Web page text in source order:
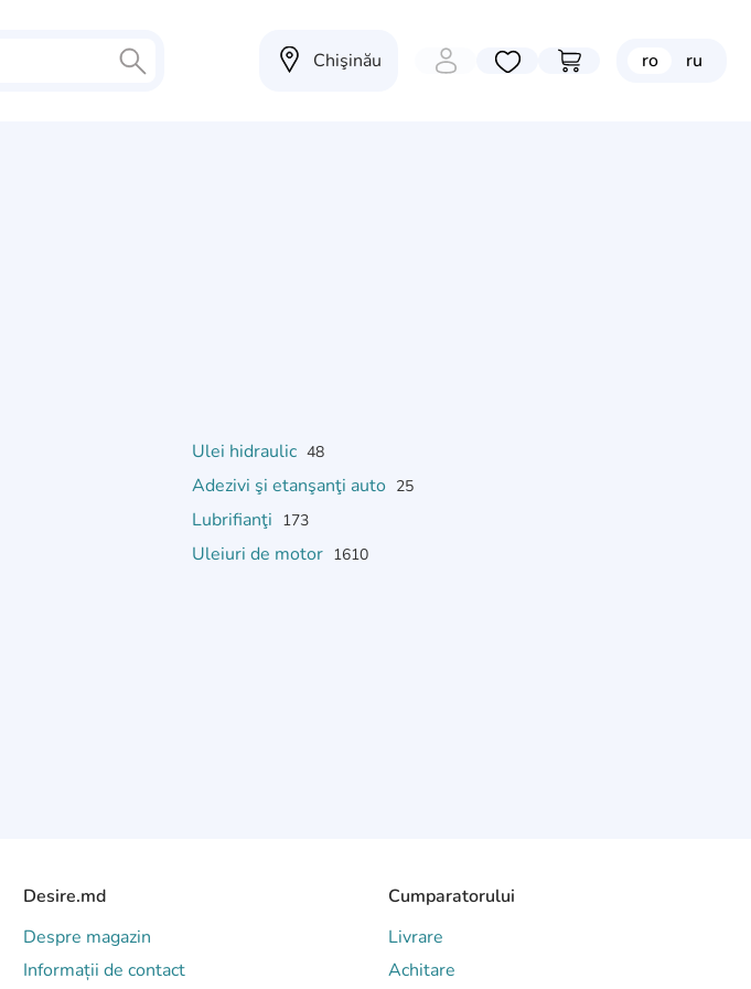
Chişinău Избранные товары
Перейти в корзину
ro ru
Ulei hidraulic 48
Adezivi şi etanşanţi auto 25
Lubrifianţi 173
Uleiuri de motor 1610
Desire.md
Despre magazin
Informații de contact
Cumparatorului
Livrare
Achitare